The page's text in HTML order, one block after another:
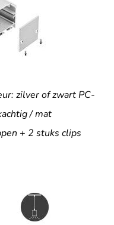
zilver of zwart PC-
/ mat
+ 2 stuks clips